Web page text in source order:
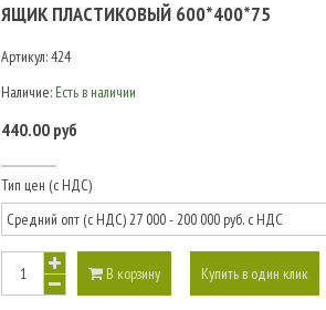
ЯЩИК ПЛАСТИКОВЫЙ 600*400*75
Артикул:424
Наличие: Есть в наличии
440.00 руб
Тип цен (с НДС)
В корзину Купить в один клик